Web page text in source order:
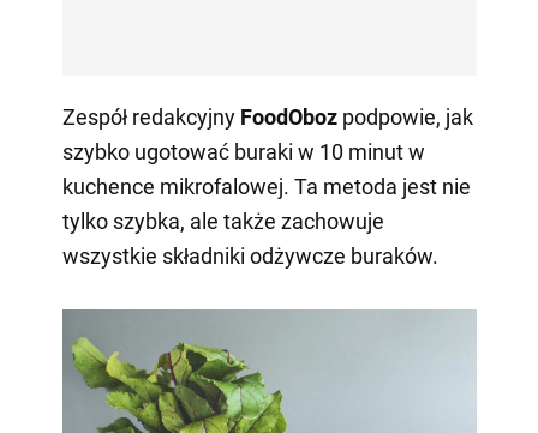
Zespół redakcyjny FoodOboz podpowie, jak
szybko ugotować buraki w 10 minut w
kuchence mikrofalowej. Ta metoda jest nie
tylko szybka, ale także zachowuje
wszystkie składniki odżywcze buraków.